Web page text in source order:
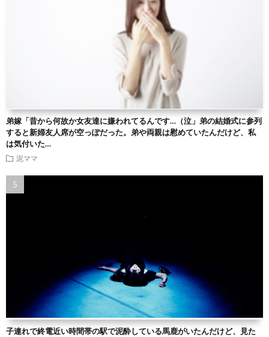
弟嫁「昔から何故か女友達に嫌われてるんです…（泣」弟の結婚式に参列
すると新婦友人席が空っぽだった。弟や両親は慰めていたんだけど、私
は気付いた…
泥ママ
子連れで終電近い時間帯の駅で泥酔している馬鹿がいたんだけど、見た